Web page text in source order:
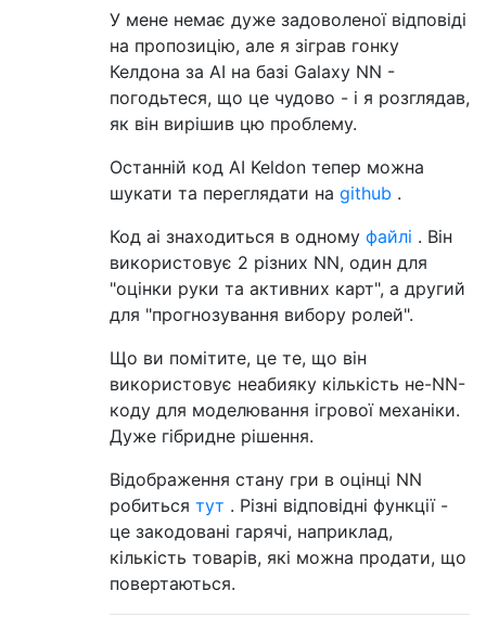
У мене немає дуже задоволеної відповіді
на пропозицію, але я зіграв гонку
Келдона за AI на базі Galaxy NN -
погодьтеся, що це чудово - і я розглядав,
як він вирішив цю проблему.
Останній код AI Keldon тепер можна
шукати та переглядати на github .
Код ai знаходиться в одному файлі . Він
використовує 2 різних NN, один для
"оцінки руки та активних карт", а другий
для "прогнозування вибору ролей".
Що ви помітите, це те, що він
використовує неабияку кількість не-NN-
коду для моделювання ігрової механіки.
Дуже гібридне рішення.
Відображення стану гри в оцінці NN
робиться тут . Різні відповідні функції -
це закодовані гарячі, наприклад,
кількість товарів, які можна продати, що
повертаються.